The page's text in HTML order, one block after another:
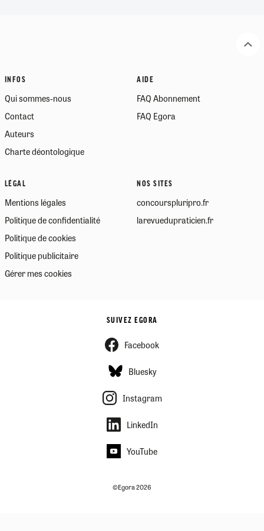
INFOS
Qui sommes-nous
Contact
Auteurs
Charte déontologique
AIDE
FAQ Abonnement
FAQ Egora
LÉGAL
Mentions légales
Politique de confidentialité
Politique de cookies
Politique publicitaire
Gérer mes cookies
NOS SITES
concourspluripro.fr
larevuedupraticien.fr
SUIVEZ EGORA
Facebook
Bluesky
Instagram
LinkedIn
YouTube
©Egora 2026